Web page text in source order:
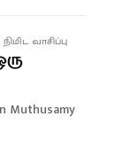
நிமிட வாசிப்பு
Muthusamy